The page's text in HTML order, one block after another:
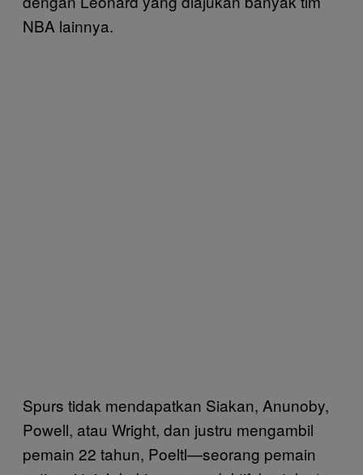
NBA lainnya.
Spurs tidak mendapatkan Siakan, Anunoby,
Powell, atau Wright, dan justru mengambil
pemain 22 tahun, Poeltl—seorang pemain